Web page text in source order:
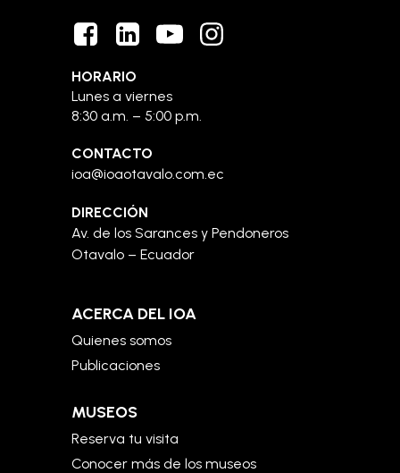
HORARIO
Lunes a viernes
8:30 a.m. – 5:00 p.m.
CONTACTO
ioa@ioaotavalo.com.ec
DIRECCIÓN
Av. de los Sarances y Pendoneros
Otavalo – Ecuador
ACERCA DEL IOA
Quienes somos
Publicaciones
MUSEOS
Reserva tu visita
Conocer más de los museos